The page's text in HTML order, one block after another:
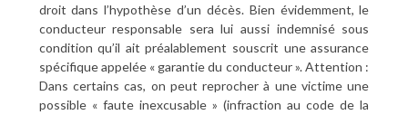
droit dans l’hypothèse d’un décès. Bien évidemment, le
conducteur responsable sera lui aussi indemnisé sous
condition qu’il ait préalablement souscrit une assurance
spécifique appelée « garantie du conducteur ». Attention :
Dans certains cas, on peut reprocher à une victime une
possible « faute inexcusable » (infraction au code de la